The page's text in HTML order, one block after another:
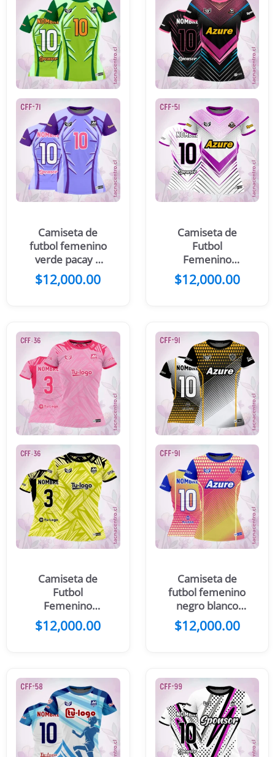
Camiseta de
futbol femenino
verde pacay y
oscuro
$12,000.00
Camiseta de
Futbol
Femenino
Negro Rosado
Celeste
$12,000.00
Camiseta de
Futbol
Femenino
Rosado con
Rayas
$12,000.00
Camiseta de
futbol femenino
negro blanco
puntos amarillos
$12,000.00